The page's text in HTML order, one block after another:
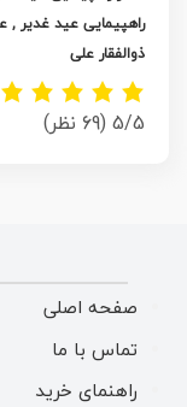
راهپیمایی عید غدیر ,
ذوالفقار علی
5/5 (69 نظر)
صفحه اصلی
تماس با ما
راهنمای خرید